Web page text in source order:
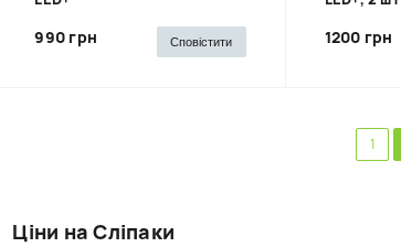
990 грн Сповістити 1200 грн
1
Ціни на Сліпаки